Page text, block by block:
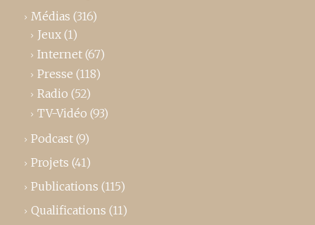
Médias (316)
Jeux (1)
Internet (67)
Presse (118)
Radio (52)
TV-Vidéo (93)
Podcast (9)
Projets (41)
Publications (115)
Qualifications (11)